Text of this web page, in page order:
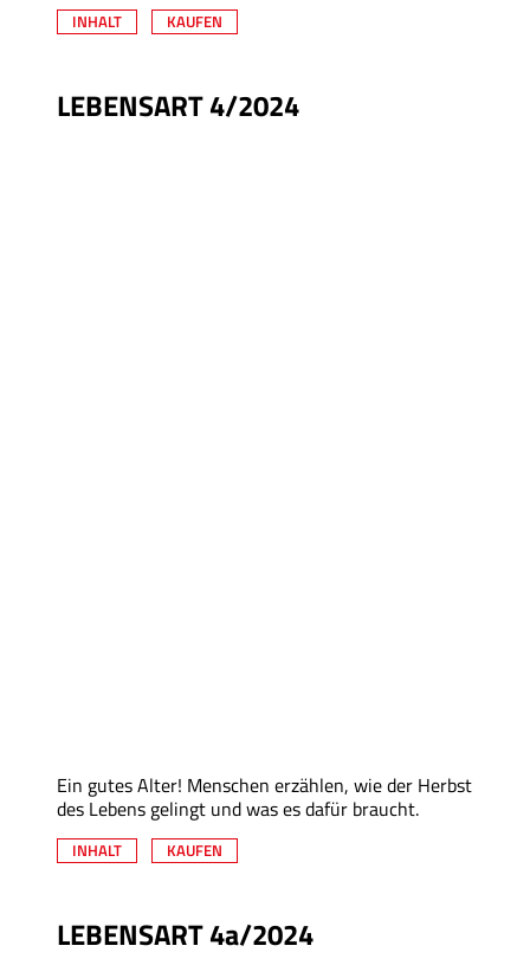
INHALT KAUFEN
LEBENSART 4/2024
Ein gutes Alter! Menschen erzählen, wie der Herbst
des Lebens gelingt und was es dafür braucht.
INHALT KAUFEN
LEBENSART 4a/2024